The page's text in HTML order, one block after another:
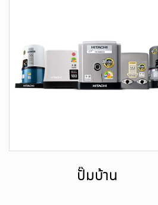
ปั๊มบ้าน